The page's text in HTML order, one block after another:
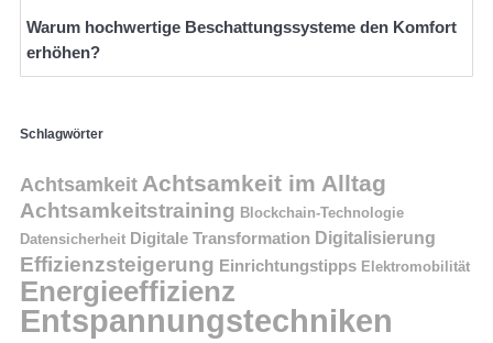
Warum hochwertige Beschattungssysteme den Komfort
erhöhen?
Schlagwörter
Achtsamkeit Achtsamkeit im Alltag
Achtsamkeitstraining Blockchain-Technologie
Datensicherheit Digitale Transformation Digitalisierung
Effizienzsteigerung Einrichtungstipps Elektromobilität
Energieeffizienz
Entspannungstechniken